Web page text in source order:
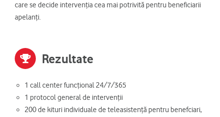
care se decide intervenția cea mai potrivită pentru beneficiarii
apelanți.
Rezultate
1 call center funcțional 24/7/365
1 protocol general de intervenții
200 de kituri individuale de teleasistență pentru benefciari,